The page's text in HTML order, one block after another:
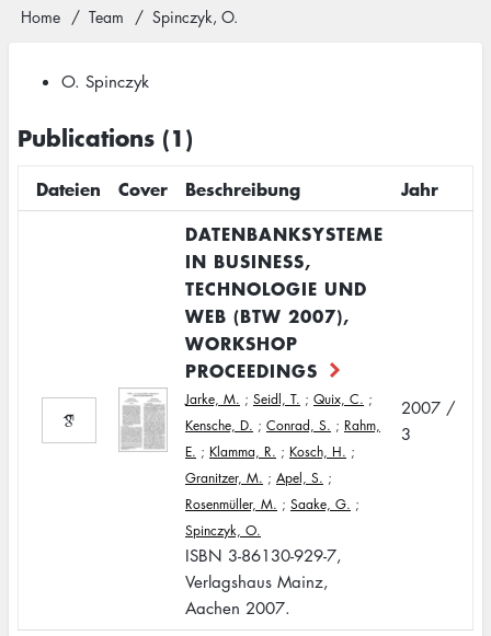
Breadcrumb
Home Team Spinczyk, O.
O. Spinczyk
Publications (1)
Dateien Cover Beschreibung
Jahr
DATENBANKSYSTEME
IN BUSINESS,
TECHNOLOGIE UND
WEB (BTW 2007),
WORKSHOP
PROCEEDINGS
Jarke, M. ; Seidl, T. ; Quix, C. ;
Kensche, D. ; Conrad, S. ; Rahm,
E. ; Klamma, R. ; Kosch, H. ;
Granitzer, M. ; Apel, S. ;
Rosenmüller, M. ; Saake, G. ;
Spinczyk, O.
ISBN 3-86130-929-7,
Verlagshaus Mainz,
Aachen 2007.
2007 /
3